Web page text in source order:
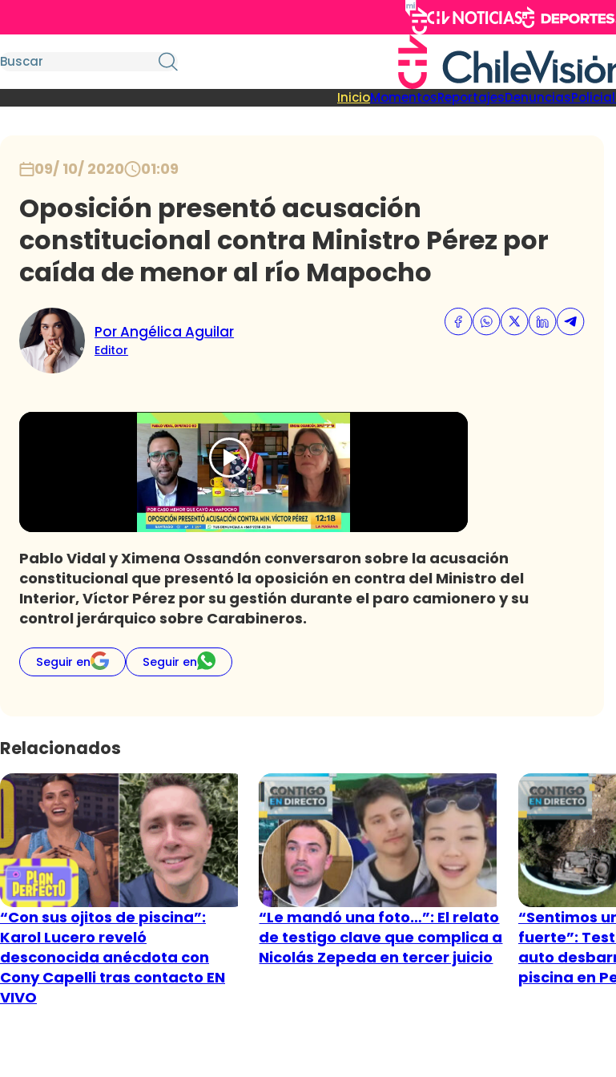
InicioMomentosReportajesDenunciasPolicial
09/ 10/ 2020 01:09
Oposición presentó acusación
constitucional contra Ministro Pérez por
caída de menor al río Mapocho
Por Angélica Aguilar
Editor
Pablo Vidal y Ximena Ossandón conversaron sobre la acusación
constitucional que presentó la oposición en contra del Ministro del
Interior, Víctor Pérez por su gestión durante el paro camionero y su
control jerárquico sobre Carabineros.
Seguir en Seguir en
Relacionados
“Con sus ojitos de piscina”:
Karol Lucero reveló
desconocida anécdota con
Cony Capelli tras contacto EN
VIVO
“Le mandó una foto…”: El relato
de testigo clave que complica a
Nicolás Zepeda en tercer juicio
“Sentimos
fuerte”:
auto
piscina en